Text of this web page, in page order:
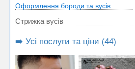
Оформлення бороди та вусів
Стрижка вусів
➡️ Усі послуги та ціни (44)